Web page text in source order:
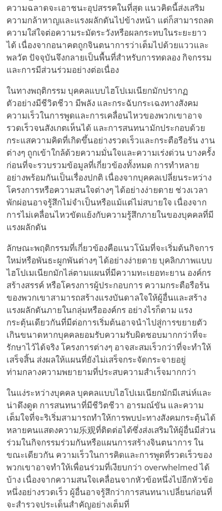
ความฉลาดจะเอาชนะอุปสรรคในที่สุด แนวคิดนี้ส่งเสริม
ความกล้าหาญและแรงผลักดันไปข้างหน้า แต่ก็สามารถลด
ความใส่ใจต่อความระมัดระวังหรือผลกระทบในระยะยาว
ได้ เนื่องจากอนาคตถูกจินตนาการว่าเต็มไปด้วยแววและ
พลวัต ปัจจุบันจึงกลายเป็นพื้นที่สำหรับการทดลอง กิจกรรม
และการมีส่วนร่วมอย่างต่อเนื่อง
ในทางพฤติกรรม บุคคลแบบไฮโปเมเนียกมักปรากฏ
ตัวอย่างมีชีวิตชีวา มีพลัง และกระฉับกระเฉงทางสังคม
ความเร็วในการพูดและการเคลื่อนไหวของพวกเขาอาจ
รวดเร็วจนสังเกตเห็นได้ และการสนทนามักประกอบด้วย
กระแสความคิดที่เกิดขึ้นอย่างรวดเร็วและกระตือรือร้น งาน
ต่างๆ ถูกเข้าใกล้ด้วยความมั่นใจและความเร่งด่วน บางครั้ง
ก่อนที่จะรวบรวมข้อมูลที่เกี่ยวข้องทั้งหมด การทำหลาย
อย่างพร้อมกันเป็นเรื่องปกติ เนื่องจากบุคคลเปลี่ยนระหว่าง
โครงการหรือความสนใจต่างๆ ได้อย่างง่ายดาย ช่วงเวลา
พักผ่อนอาจรู้สึกไม่จำเป็นหรือแม้แต่ไม่สบายใจ เนื่องจาก
การไม่เคลื่อนไหวขัดแย้งกับความรู้สึกภายในของบุคคลที่มี
แรงผลักดัน
ลักษณะพฤติกรรมที่เกี่ยวข้องคือแนวโน้มที่จะเริ่มต้นกิจการ
ใหม่หรือพันธะผูกพันต่างๆ ได้อย่างง่ายดาย บุคลิกภาพแบบ
ไฮโปเมเนียกมักไล่ตามแผนที่มีความทะเยอทะยาน องค์กร
สร้างสรรค์ หรือโครงการผู้ประกอบการ ความกระตือรือร้น
ของพวกเขาสามารถสร้างแรงบันดาลใจให้ผู้อื่นและสร้าง
แรงผลักดันภายในกลุ่มหรือองค์กร อย่างไรก็ตาม แรง
กระตุ้นเดียวกันที่มีต่อการเริ่มต้นอาจนำไปสู่การขยายตัว
เกินขนาดหากบุคคลยอมรับความรับผิดชอบมากกว่าที่จะ
รักษาไว้ได้จริง โครงการต่างๆ อาจสะสมเร็วกว่าที่จะทำให้
เสร็จสิ้น ส่งผลให้แผนที่ยังไม่เสร็จกระจัดกระจายอยู่
ท่ามกลางความพยายามที่ประสบความสำเร็จมากกว่า
ในแง่ระหว่างบุคคล บุคคลแบบไฮโปเมเนียกมักมีเสน่ห์และ
น่าดึงดูด การสนทนาที่มีชีวิตชีวา อารมณ์ขัน และความ
เต็มใจที่จะริเริ่มสามารถทำให้การพบปะทางสังคมกระตุ้นได้
หลายคนแสดงความ乐观ที่ติดต่อได้ซึ่งส่งเสริมให้ผู้อื่นมีส่วน
ร่วมในกิจกรรมร่วมกันหรือแผนการสร้างจินตนาการ ใน
ขณะเดียวกัน ความเร็วในการคิดและการพูดที่รวดเร็วของ
พวกเขาอาจทำให้เพื่อนร่วมที่เงียบกว่า overwhelmed ได้
บ้าง เนื่องจากความสนใจเคลื่อนจากหัวข้อหนึ่งไปอีกหัวข้อ
หนึ่งอย่างรวดเร็ว ผู้อื่นอาจรู้สึกว่าการสนทนาเปลี่ยนก่อนที่
จะสำรวจประเด็นสำคัญอย่างเต็มที่